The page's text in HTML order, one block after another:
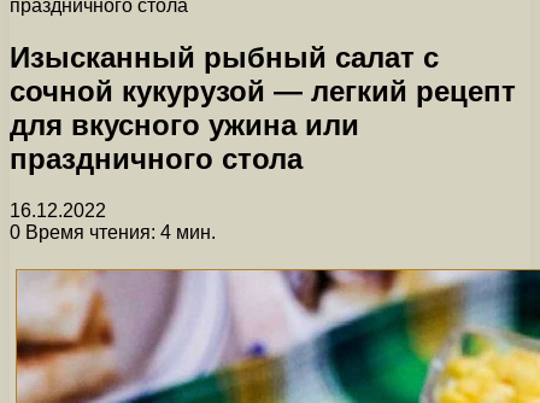
праздничного стола
Изысканный рыбный салат с
сочной кукурузой — легкий рецепт
для вкусного ужина или
праздничного стола
16.12.2022
0 Время чтения: 4 мин.